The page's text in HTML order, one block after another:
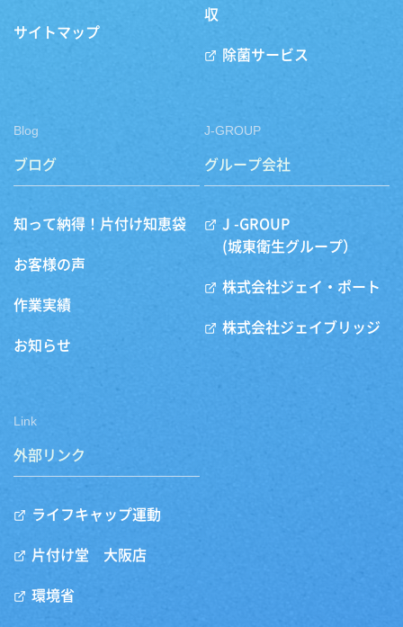
サイトマップ
収
除菌サービス
Blog
ブログ
知って納得！片付け知恵袋
お客様の声
作業実績
お知らせ
J-GROUP
グループ会社
J -GROUP
(城東衛生グループ）
株式会社ジェイ・ポート
株式会社ジェイブリッジ
Link
外部リンク
ライフキャップ運動
片付け堂 大阪店
環境省